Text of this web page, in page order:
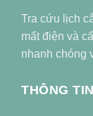
Tra cứu lịch
mất điện và
nhanh chóng
THÔNG